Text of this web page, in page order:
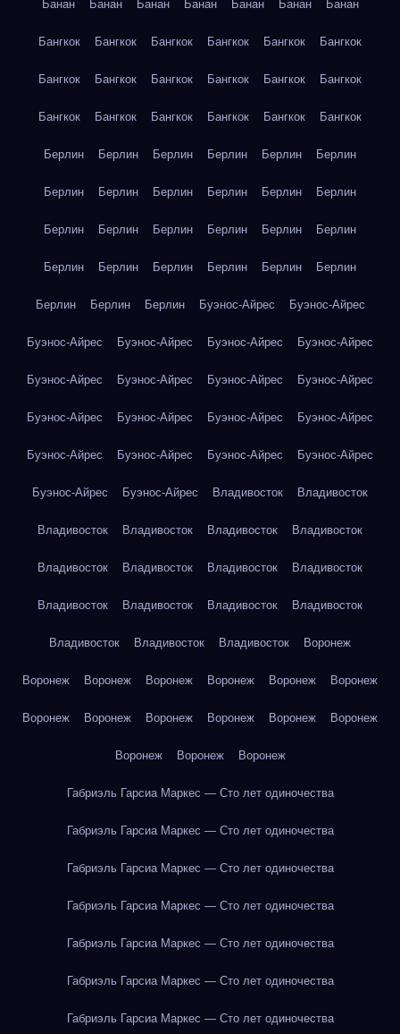
Банан Банан Банан Банан Банан Банан Банан
Бангкок Бангкок Бангкок Бангкок Бангкок Бангкок
Бангкок Бангкок Бангкок Бангкок Бангкок Бангкок
Бангкок Бангкок Бангкок Бангкок Бангкок Бангкок
Берлин Берлин Берлин Берлин Берлин Берлин
Берлин Берлин Берлин Берлин Берлин Берлин
Берлин Берлин Берлин Берлин Берлин Берлин
Берлин Берлин Берлин Берлин Берлин Берлин
Берлин Берлин Берлин Буэнос-Айрес Буэнос-Айрес
Буэнос-Айрес Буэнос-Айрес Буэнос-Айрес Буэнос-Айрес
Буэнос-Айрес Буэнос-Айрес Буэнос-Айрес Буэнос-Айрес
Буэнос-Айрес Буэнос-Айрес Буэнос-Айрес Буэнос-Айрес
Буэнос-Айрес Буэнос-Айрес Буэнос-Айрес Буэнос-Айрес
Буэнос-Айрес Буэнос-Айрес Владивосток Владивосток
Владивосток Владивосток Владивосток Владивосток
Владивосток Владивосток Владивосток Владивосток
Владивосток Владивосток Владивосток Владивосток
Владивосток Владивосток Владивосток Воронеж
Воронеж Воронеж Воронеж Воронеж Воронеж Воронеж
Воронеж Воронеж Воронеж Воронеж Воронеж Воронеж
Воронеж Воронеж Воронеж
Габриэль Гарсиа Маркес — Сто лет одиночества
Габриэль Гарсиа Маркес — Сто лет одиночества
Габриэль Гарсиа Маркес — Сто лет одиночества
Габриэль Гарсиа Маркес — Сто лет одиночества
Габриэль Гарсиа Маркес — Сто лет одиночества
Габриэль Гарсиа Маркес — Сто лет одиночества
Габриэль Гарсиа Маркес — Сто лет одиночества